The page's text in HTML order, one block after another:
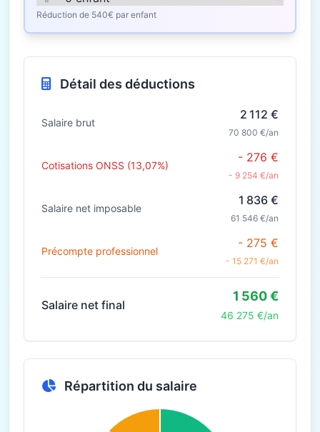
Réduction de 540€ par enfant
Détail des déductions
Salaire brut
2 112 €
70 800 €/an
Cotisations ONSS (13,07%)
- 276 €
- 9 254 €/an
Salaire net imposable
1 836 €
61 546 €/an
Précompte professionnel
- 275 €
- 15 271 €/an
Salaire net final
1 560 €
46 275 €/an
Répartition du salaire